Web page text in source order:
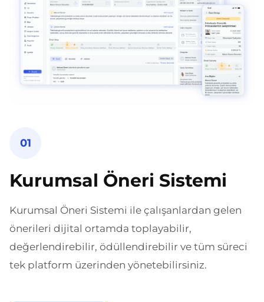
01
Kurumsal Öneri Sistemi
Kurumsal Öneri Sistemi ile çalışanlardan gelen
önerileri dijital ortamda toplayabilir,
değerlendirebilir, ödüllendirebilir ve tüm süreci
tek platform üzerinden yönetebilirsiniz.